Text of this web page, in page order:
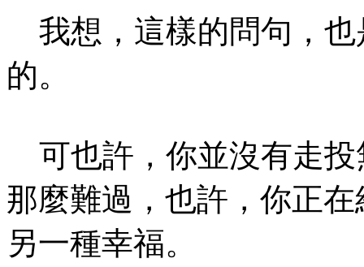
我想，這樣的問句，也
的。
可也許，你並沒有走投
那麼難過，也許，你正
另一種幸福。